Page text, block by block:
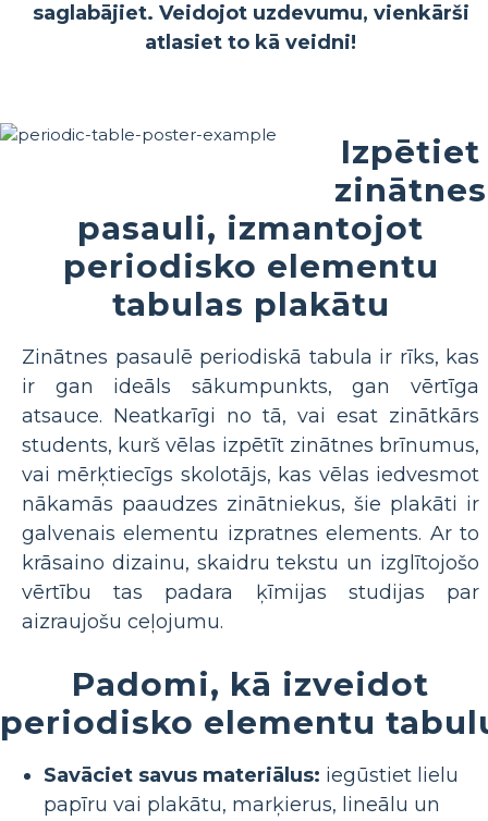
saglabājiet. Veidojot uzdevumu, vienkārši
atlasiet to kā veidni!
Izpētiet
zinātnes
pasauli, izmantojot
periodisko elementu
tabulas plakātu
Zinātnes pasaulē periodiskā tabula ir rīks, kas
ir gan ideāls sākumpunkts, gan vērtīga
atsauce. Neatkarīgi no tā, vai esat zinātkārs
students, kurš vēlas izpētīt zinātnes brīnumus,
vai mērķtiecīgs skolotājs, kas vēlas iedvesmot
nākamās paaudzes zinātniekus, šie plakāti ir
galvenais elementu izpratnes elements. Ar to
krāsaino dizainu, skaidru tekstu un izglītojošo
vērtību tas padara ķīmijas studijas par
aizraujošu ceļojumu.
Padomi, kā izveidot
periodisko elementu
Savāciet savus materiālus: iegūstiet lielu
papīru vai plakātu, marķierus, lineālu un